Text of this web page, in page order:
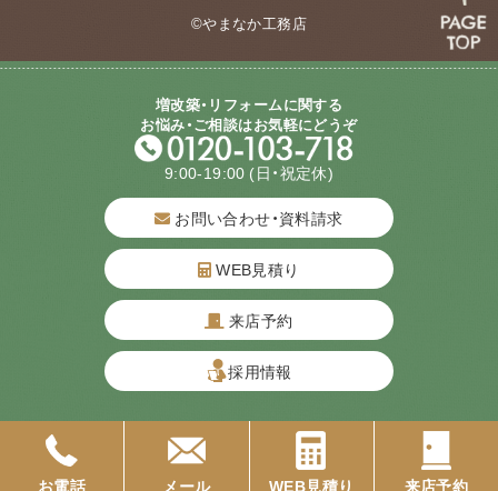
©やまなか工務店
増改築・リフォームに関する
お悩み・ご相談はお気軽にどうぞ
9:00-19:00 (日・祝定休)
お問い合わせ・資料請求
WEB見積り
来店予約
採用情報
お電話 メール WEB見積り 来店予約